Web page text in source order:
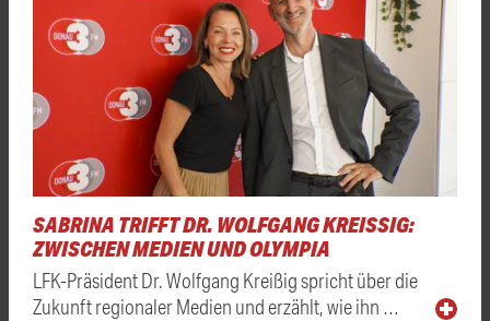
SABRINA TRIFFT DR. WOLFGANG KREISSIG: Z
WISCHEN MEDIEN UND OLYMPIA
LFK-Präsident Dr. Wolfgang Kreißig spricht über die
Zukunft regionaler Medien und erzählt, wie ihn …